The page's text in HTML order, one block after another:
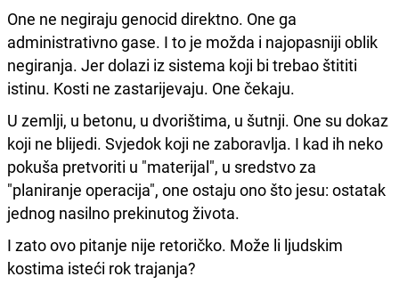
One ne negiraju genocid direktno. One ga
administrativno gase. I to je možda i najopasniji oblik
negiranja. Jer dolazi iz sistema koji bi trebao štititi
istinu. Kosti ne zastarijevaju. One čekaju.
U zemlji, u betonu, u dvorištima, u šutnji. One su dokaz
koji ne blijedi. Svjedok koji ne zaboravlja. I kad ih neko
pokuša pretvoriti u "materijal", u sredstvo za
"planiranje operacija", one ostaju ono što jesu: ostatak
jednog nasilno prekinutog života.
I zato ovo pitanje nije retoričko. Može li ljudskim
kostima isteći rok trajanja?